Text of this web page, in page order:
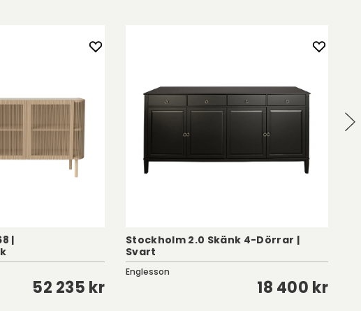
|
52 235 kr
Stockholm 2.0 Skänk 4-Dörrar |
Svart
Englesson
18 400 kr